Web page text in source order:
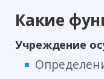
Какие
Учреждение